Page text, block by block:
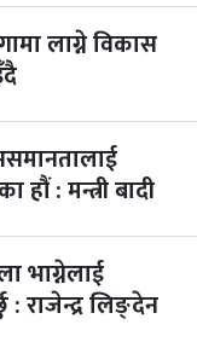
लाग्ने विकास
हौं : मन्त्री बादी
भाग्नेलाई
: राजेन्द्र लिङ्देन